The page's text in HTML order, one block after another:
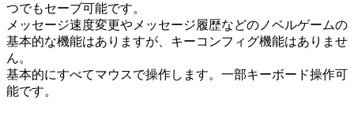
つでもセーブ可能です。
メッセージ速度変更やメッセージ履歴などのノベルゲームの
基本的な機能はありますが、キーコンフィグ機能はありませ
ん。
基本的にすべてマウスで操作します。一部キーボード操作可
能です。